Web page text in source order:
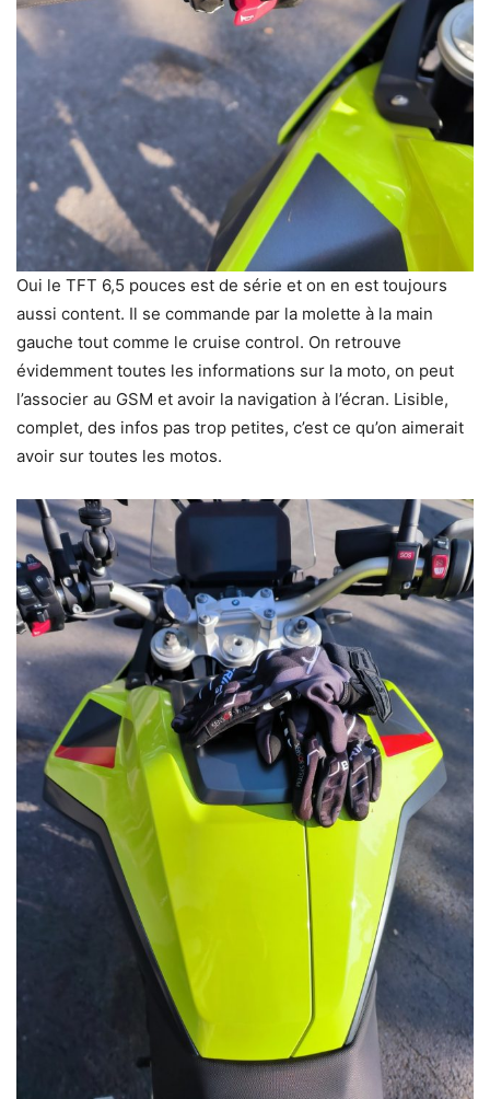
Oui le TFT 6,5 pouces est de série et on en est toujours
aussi content. Il se commande par la molette à la main
gauche tout comme le cruise control. On retrouve
évidemment toutes les informations sur la moto, on peut
l’associer au GSM et avoir la navigation à l’écran. Lisible,
complet, des infos pas trop petites, c’est ce qu’on aimerait
avoir sur toutes les motos.